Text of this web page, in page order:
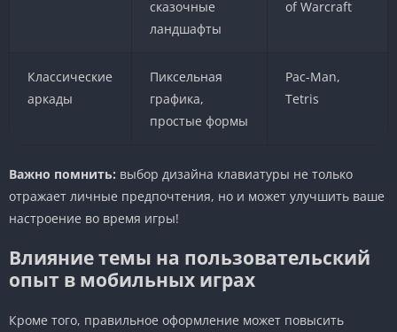
сказочные
ландшафты
of Warcraft
Классические
аркады
Пиксельная
графика,
простые формы
Pac-Man,
Tetris
Важно помнить: выбор дизайна клавиатуры не только
отражает личные предпочтения, но и может улучшить ваше
настроение во время игры!
Влияние темы на пользовательский
опыт в мобильных играх
Кроме того, правильное оформление может повысить